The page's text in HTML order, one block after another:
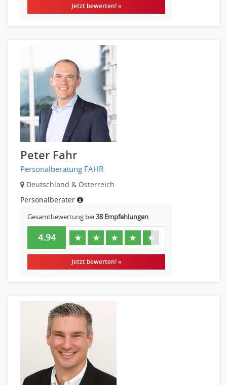
Jetzt bewerten! »
Peter Fahr
Personalberatung FAHR
Deutschland & Österreich
Personalberater
Gesamtbewertung bei38 Empfehlungen
4.94 ★ ★ ★ ★ ★
Jetzt bewerten! »